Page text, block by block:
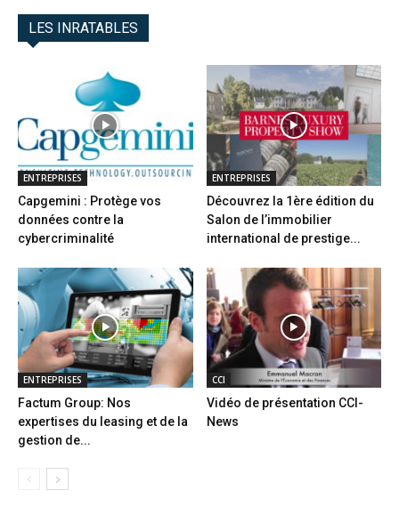
LES INRATABLES
ENTREPRISES
Capgemini : Protège vos
données contre la
cybercriminalité
ENTREPRISES
Découvrez la 1ère édition du
Salon de l’immobilier
international de prestige...
ENTREPRISES
Factum Group: Nos
expertises du leasing et de la
gestion de...
CCI
Vidéo de présentation CCI-
News